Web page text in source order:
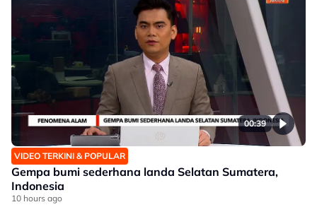
00:39
VIDEO TERKINI & POPULAR
Gempa bumi sederhana landa Selatan Sumatera,
Indonesia
10 hours ago